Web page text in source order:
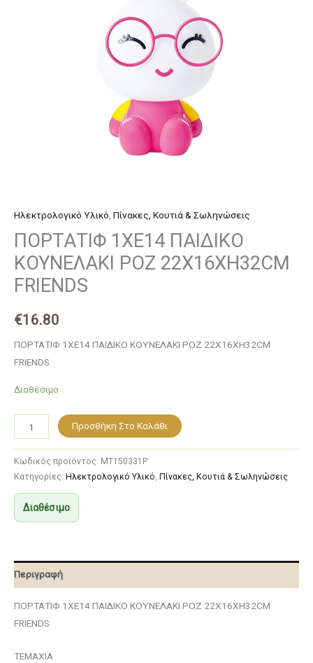
Ηλεκτρολογικό Υλικό, Πίνακες, Κουτιά & Σωληνώσεις
ΠΟΡΤΑΤΙΦ 1ΧΕ14 ΠΑΙΔΙΚΟ
ΚΟΥΝΕΛΑΚΙ ΡΟΖ 22Χ16ΧΗ32CM
FRIENDS
€16.80
ΠΟΡΤΑΤΙΦ 1ΧΕ14 ΠΑΙΔΙΚΟ ΚΟΥΝΕΛΑΚΙ ΡΟΖ 22Χ16ΧΗ32CM
FRIENDS
Διαθέσιμο
Προσθήκη Στο Καλάθι
Κωδικός προϊόντος: MT150331P
Κατηγορίες: Ηλεκτρολογικό Υλικό, Πίνακες, Κουτιά & Σωληνώσεις
Διαθέσιμο
Περιγραφή
ΠΟΡΤΑΤΙΦ 1ΧΕ14 ΠΑΙΔΙΚΟ ΚΟΥΝΕΛΑΚΙ ΡΟΖ 22Χ16ΧΗ32CM
FRIENDS
ΤΕΜΑΧΙΑ